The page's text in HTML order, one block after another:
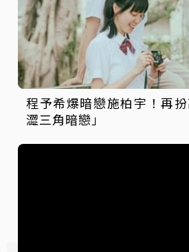
程予希爆暗戀施柏宇！再
澀三角暗戀」